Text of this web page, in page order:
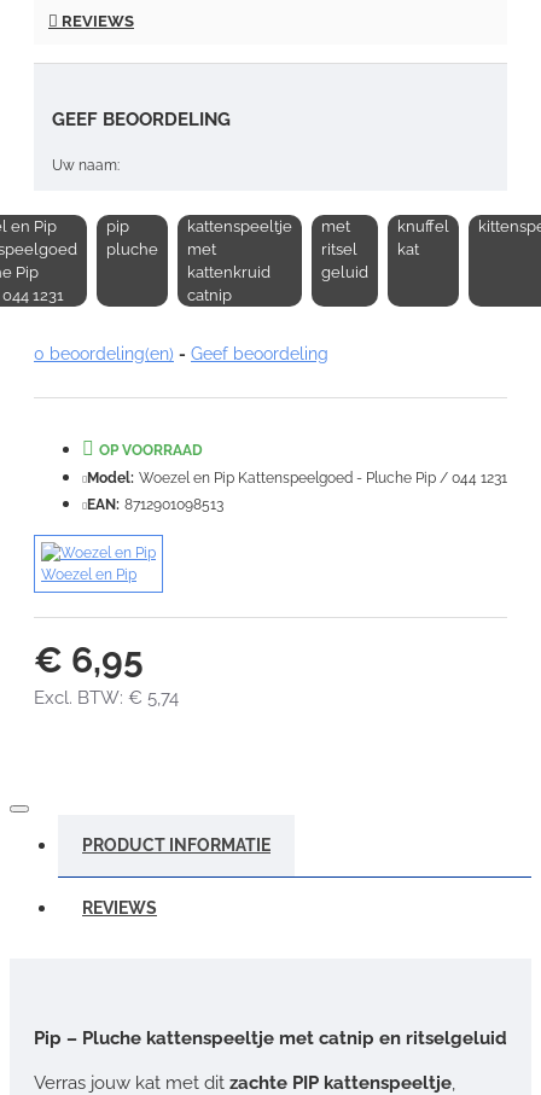
REVIEWS
GEEF BEOORDELING
Uw naam:
Opmerking:
Note:HTML-code wordt niet vertaald!
Slecht
en Pip
Pip
1231
pip
pluche
kattenspeeltje
met
kattenkruid
catnip
met
ritsel
geluid
knuffel
kat
0 beoordeling(en) - Geef beoordeling
€ 6,95
Excl. BTW: € 5,74
OP VOORRAAD
Model: Woezel en Pip Kattenspeelgoed - Pluche Pip / 044 1231
EAN: 8712901098513
Woezel en Pip
PRODUCT INFORMATIE
REVIEWS
Pip – Pluche kattenspeeltje met catnip en ritselgeluid
Verras jouw kat met dit zachte PIP kattenspeeltje,